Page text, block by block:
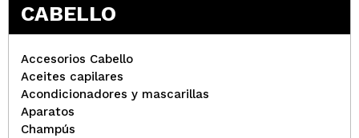
CABELLO
Accesorios Cabello
Aceites capilares
Acondicionadores y mascarillas
Aparatos
Champús